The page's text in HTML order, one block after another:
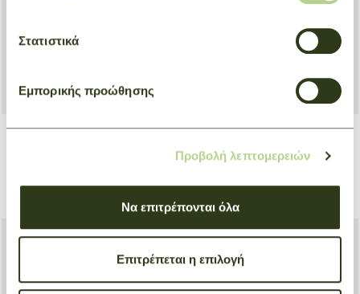
Στατιστικά
Εμπορικής προώθησης
Προβολή λεπτομερειών
Να επιτρέπονται όλα
Επιτρέπεται η επιλογή
Acetate Sunglasses
€ 190,00